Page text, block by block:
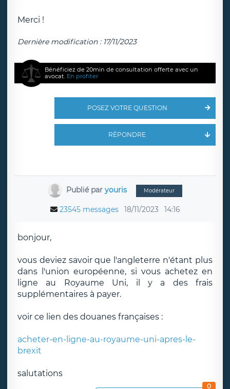
Merci !
Dernière modification : 17/11/2023
Bénéficiez de 20min de consultation offerte avec un
avocat. En profiter
POSEZ VOTRE QUESTION
RÉPONDRE
Publié par youris Modérateur
23545 messages 18/11/2023 14:16
bonjour,
vous deviez savoir que l'angleterre n'étant plus
dans l'union européenne, si vous achetez en
ligne au Royaume Uni, il y a des frais
supplémentaires à payer.
voir ce lien des douanes françaises :
acheter-en-ligne-au-royaume-uni-apres-le-
brexit
salutations
0